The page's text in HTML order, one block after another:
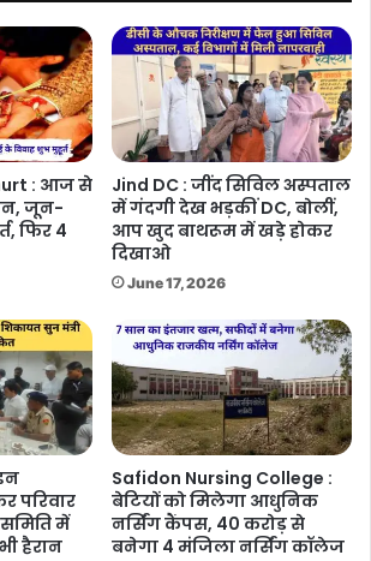
: आज से
जून-
फिर 4
Jind DC : जींद सिविल अस्पताल
में गंदगी देख भड़कीं DC, बोलीं,
आप खुद बाथरूम में खड़े होकर
दिखाओ
June 17, 2026
परिवार
में
हैरान
Safidon Nursing College :
बेटियों को मिलेगा आधुनिक
नर्सिंग कैंपस, 40 करोड़ से
बनेगा 4 मंजिला नर्सिंग कॉलेज